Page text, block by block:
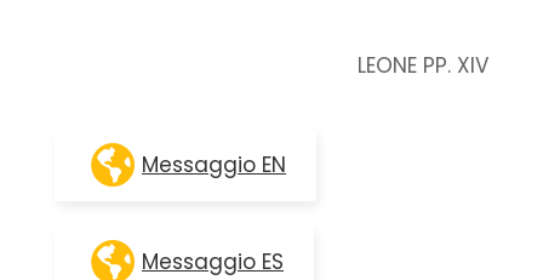
LEONE PP. XIV
Messaggio EN
Messaggio ES